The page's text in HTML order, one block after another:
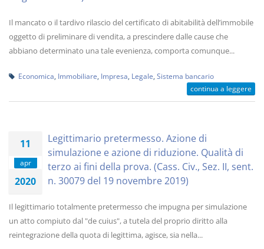
Il mancato o il tardivo rilascio del certificato di abitabilità dell’immobile
oggetto di preliminare di vendita, a prescindere dalle cause che
abbiano determinato una tale evenienza, comporta comunque...
Economica Immobiliare Impresa Legale Sistema bancario
continua a leggere
11
apr
2020
Legittimario pretermesso. Azione di
simulazione e azione di riduzione. Qualità di
terzo ai fini della prova. (Cass. Civ., Sez. II, sent.
n. 30079 del 19 novembre 2019)
Il legittimario totalmente pretermesso che impugna per simulazione
un atto compiuto dal "de cuius", a tutela del proprio diritto alla
reintegrazione della quota di legittima, agisce, sia nella...